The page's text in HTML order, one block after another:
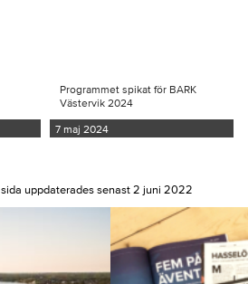
Programmet spikat för BARK
Västervik 2024
7 maj 2024
uppdaterades senast 2 juni 2022